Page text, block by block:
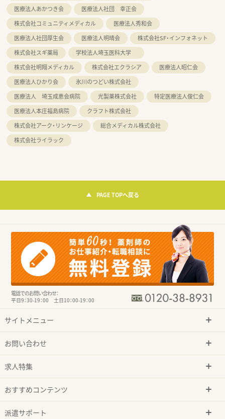
医療法人あかつき会
医療法人社団 幸正会
株式会社コミュニティメディカル
医療法人秀和会
医療法人社団厚生会
医療法人明晴会
株式会社SF・インフォネット
株式会社スギ薬局
学校法人埼玉医科大学
株式会社明翔メディカル
株式会社エクラシア
医療法人昭仁会
医療法人ひかり会
氷川のつどい株式会社
医療法人 埼玉成恵会病院
光製薬株式会社
特定医療法人俊仁会
医療法人本庄福島病院
クラフト株式会社
株式会社アーク・リンケージ
総合メディカル株式会社
株式会社ライラック
PAGE TOPへ戻る
電話でのお問い合わせ：
平日9：30-19：00 土日10：00-19：00
サイトメニュー
お問い合わせ
求人特集
おすすめコンテンツ
派遣サポート